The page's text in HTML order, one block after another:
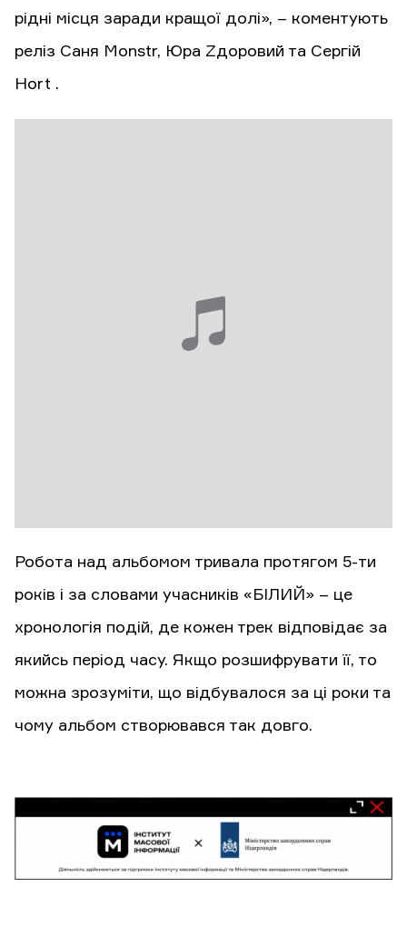
рідні місця заради кращої долі», – коментують
реліз Саня Monstr, Юра Zдоровий та Сергій
Hort .
Робота над альбомом тривала протягом 5-ти
років і за словами учасників «БІЛИЙ» – це
хронологія подій, де кожен трек відповідає за
якийсь період часу. Якщо розшифрувати її, то
можна зрозуміти, що відбувалося за ці роки та
чому альбом створювався так довго.